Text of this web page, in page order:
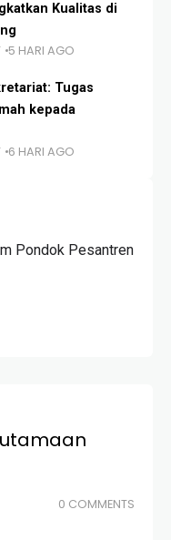
Kualitas di
5 HARI AGO
Tugas
kepada
6 HARI AGO
Pondok Pesantren
0 COMMENTS